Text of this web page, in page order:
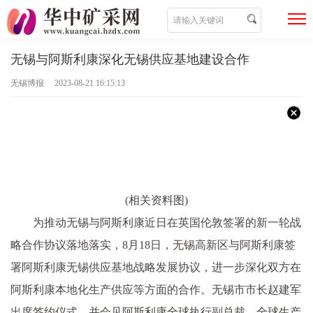
无锡与阿斯利康深化无锡供应基地建设合作
无锡博报 2023-08-21 16:15:13
(相关资料图)
为推动无锡与阿斯利康近日在英国伦敦签署的新一轮战
略合作协议落地落实，8月18日，无锡高新区与阿斯利康签
署阿斯利康无锡供应基地战略发展协议，进一步深化双方在
阿斯利康本地化生产供应等方面的合作。无锡市市长赵建军